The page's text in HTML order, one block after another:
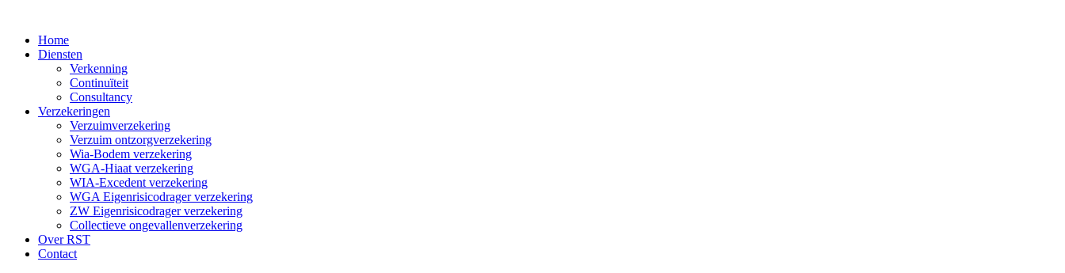
inhoud
Home
Diensten
Verkenning
Continuïteit
Consultancy
Verzekeringen
Verzuimverzekering
Verzuim ontzorgverzekering
Wia-Bodem verzekering
WGA-Hiaat verzekering
WIA-Excedent verzekering
WGA Eigenrisicodrager verzekering
ZW Eigenrisicodrager verzekering
Collectieve ongevallenverzekering
Over RST
Contact